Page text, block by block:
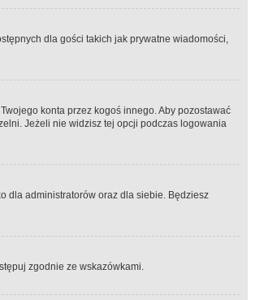
dla gości takich jak prywatne wiadomości,
konta przez kogoś innego. Aby pozostawać
Jeżeli nie widzisz tej opcji podczas logowania
dla administratorów oraz dla siebie. Będziesz
zgodnie ze wskazówkami.